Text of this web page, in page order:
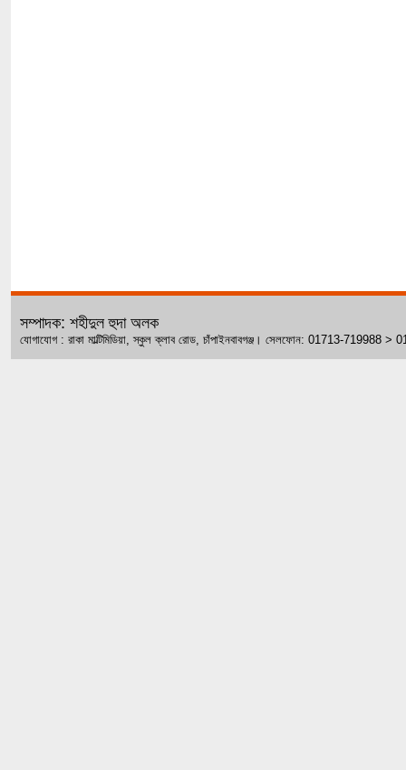
সম্পাদক: শহীদুল হুদা অলক
যোগাযোগ : রাকা মাল্টিমিডিয়া, স্কুল ক্লাব রোড, চাঁপাইনবাবগঞ্জ। সেলফোন: 01713-